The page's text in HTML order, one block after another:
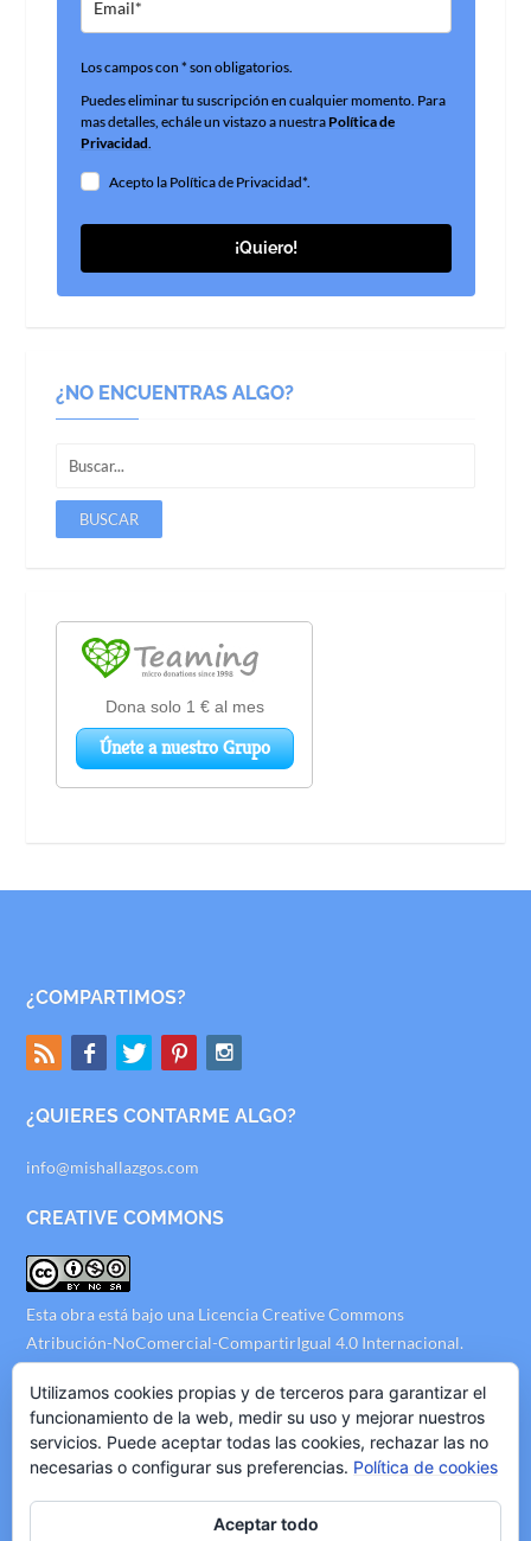
Los campos con * son obligatorios.
Puedes eliminar tu suscripción en cualquier momento. Para
mas detalles, echále un vistazo a nuestraPolítica de
Privacidad.
Acepto la Política de Privacidad*.
¡Quiero!
¿NO ENCUENTRAS ALGO?
¿COMPARTIMOS?
¿QUIERES CONTARME ALGO?
info@mishallazgos.com
CREATIVE COMMONS
Esta obra está bajo una Licencia Creative Commons
Atribución-NoComercial-CompartirIgual 4.0 Internacional.
AVISO LEGAL
Politica de Privacidad
Politica de Cookies
Politica de Publicidad
Utilizamos cookies propias y de terceros para garantizar el
funcionamiento de la web, medir su uso y mejorar nuestros
servicios. Puede aceptar todas las cookies, rechazar las no
necesarias o configurar sus preferencias. Política de cookies
Aceptar todo